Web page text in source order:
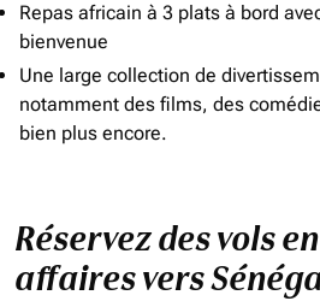
Repas africain à 3 plats à bord
bienvenue
Une large collection de
notamment des films, des
bien plus encore.
Réservez des vols
affaires vers